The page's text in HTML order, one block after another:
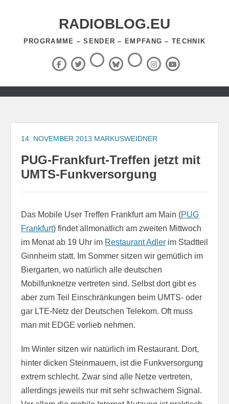
RADIOBLOG.EU
PROGRAMME – SENDER – EMPFANG – TECHNIK
Facebook
X
(Twitter)
ThreadsBlueSky
RSS-
Feed InstagramYouTube
Zum
springen
14. NOVEMBER 2013 MARKUSWEIDNER
PUG-Frankfurt-Treffen jetzt mit
UMTS-Funkversorgung
Das Mobile User Treffen Frankfurt am Main (PUG
Frankfurt) findet allmonatlich am zweiten Mittwoch
im Monat ab 19 Uhr im Restaurant Adler im Stadtteil
Ginnheim statt. Im Sommer sitzen wir gemütlich im
Biergarten, wo natürlich alle deutschen
Mobilfunknetze vertreten sind. Selbst dort gibt es
aber zum Teil Einschränkungen beim UMTS- oder
gar LTE-Netz der Deutschen Telekom. Oft muss
man mit EDGE vorlieb nehmen.
Im Winter sitzen wir natürlich im Restaurant. Dort,
hinter dicken Steinmauern, ist die Funkversorgung
extrem schlecht. Zwar sind alle Netze vertreten,
allerdings jeweils nur mit sehr schwachem Signal.